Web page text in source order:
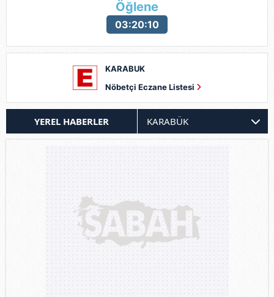
Öğlene
03:20:08
KARABUK
Nöbetçi Eczane Listesi
YEREL HABERLER